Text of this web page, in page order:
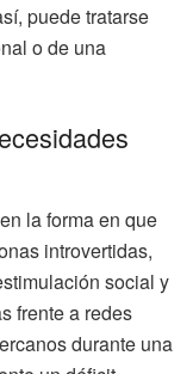
puede tratarse
o de una
la forma en que
introvertidas,
social y
frente a redes
durante una